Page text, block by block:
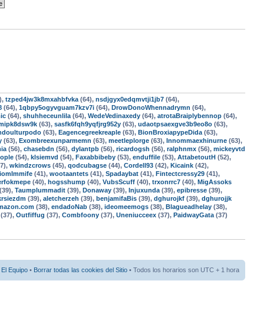
tzped4jw3k8mxahbfvka (64), nsdjgyx0edqmvtji1jb7 (64),
(64), 1qbpy5ogyvguam7kzv7i (64), DrowDonoWhennadrymn (64),
(64), shuhheceunlila (64), WedeVedinaxedy (64), atrotaBraiplybennop (64),
(63), sasfk6fqh9yqfjrg952y (63), udaotpsaexgve3b9eo8o (63),
(63), Eagencegreekreaple (63), BionBroxiapypeDida (63),
(63), Exombreexunparmemn (63), meetleplorge (63), Innommaexhinurne (63),
(56), chasebdn (56), dylantpb (56), ricardogsh (56), ralphnmx (56), mickeyvtd
(54), klsiemvd (54), Faxabbibeby (53), enduffile (53), AttabetoutH (52),
wkindzcrows (45), qodcubagse (44), Cordell93 (42), Kicaink (42),
(41), wootaantets (41), Spadaybat (41), Fintectcressy29 (41),
(40), hogsshump (40), VubsScuff (40), trxonrrc7 (40), MigAssoks
(39), Taumplummadit (39), Donaway (39), Injuxunda (39), epibresse (39),
(39), aletcherzeh (39), benjamifaBis (39), dghurojkf (39), dghurojjk
(38), endadoNab (38), ideomeemogs (38), Blagueadhelay (38),
(37), Outfiffug (37), Combfoony (37), Uneniucceex (37), PaidwayGata (37)
El Equipo • Borrar todas las cookies del Sitio • Todos los horarios son UTC + 1 hora